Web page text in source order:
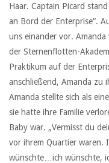
Haar. Captain Picard
an Bord der Enterprise“.
uns einander vor.
der Sternenflotten-
Praktikum auf der
anschließend, Amanda zu
Amanda stellte sich als
sie hatte ihre Familie
Baby war. „Vermisst du
vor ihrem Quartier waren.
wünschte…ich wünschte,